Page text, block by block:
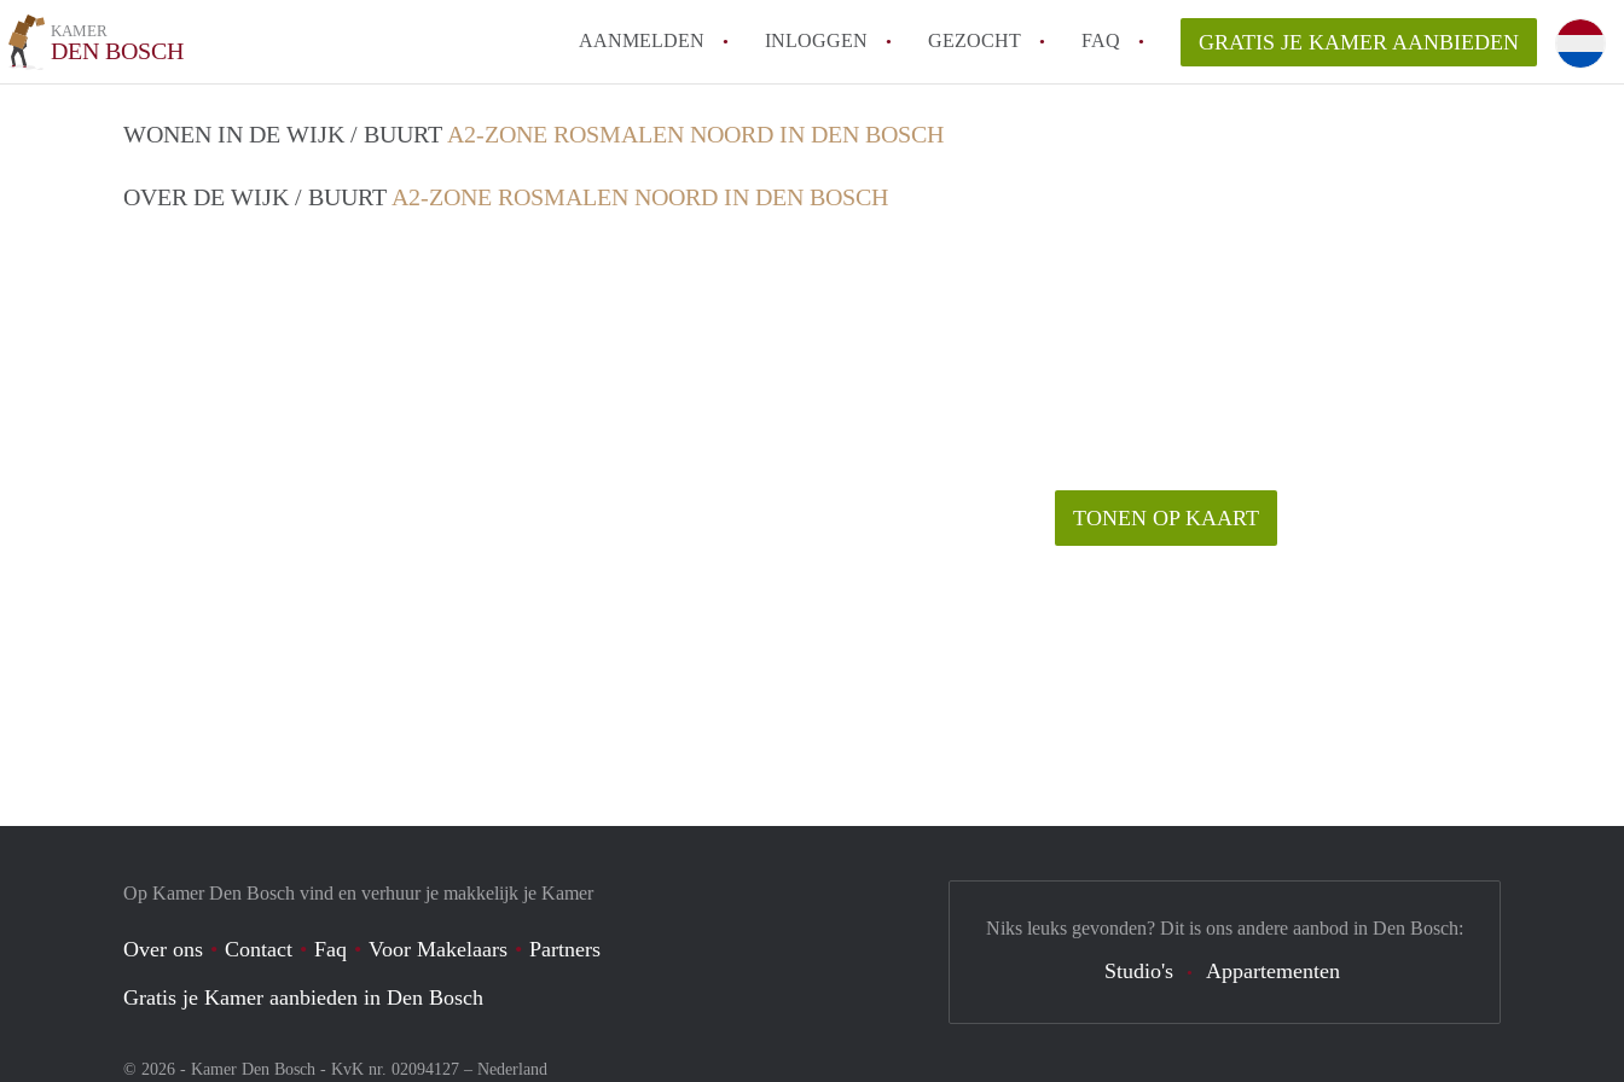
KAMER
DEN BOSCH AANMELDEN INLOGGEN GEZOCHT FAQ
How to translate KamerDenBosch!
Berekent KamerDenBosch makelaarsvergoeding/bemiddelingsvergoeding?
GRATIS JE KAMER AANBIEDEN
WONEN IN DE WIJK / BUURT A2-ZONE ROSMALEN NOORD IN DEN BOSCH
OVER DE WIJK / BUURT A2-ZONE ROSMALEN NOORD IN DEN BOSCH
TONEN OP KAART
Op Kamer Den Bosch vind en verhuur je makkelijk je Kamer
Over ons Contact Faq Voor Makelaars
Partners
Gratis je Kamer aanbieden in Den Bosch
© 2026 - Kamer Den Bosch - KvK nr. 02094127 – Nederland
Niks leuks gevonden? Dit is ons andere aanbod in Den Bosch:
Studio's Appartementen